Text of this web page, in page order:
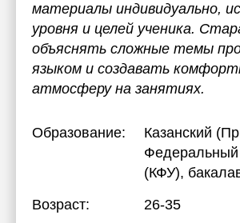
материалы индивидуально,
уровня и целей ученика.
объяснять сложные темы
языком и создавать
атмосферу на занятиях.
Образование:
Казанский
Федеральный
(КФУ),
Возраст:
26-35